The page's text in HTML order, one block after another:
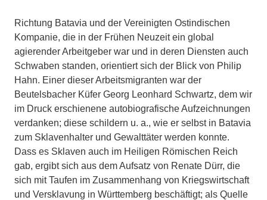
Richtung Batavia und der Vereinigten Ostindischen
Kompanie, die in der Frühen Neuzeit ein global
agierender Arbeitgeber war und in deren Diensten auch
Schwaben standen, orientiert sich der Blick von Philip
Hahn. Einer dieser Arbeitsmigranten war der
Beutelsbacher Küfer Georg Leonhard Schwartz, dem wir
im Druck erschienene autobiografische Aufzeichnungen
verdanken; diese schildern u. a., wie er selbst in Batavia
zum Sklavenhalter und Gewalttäter werden konnte.
Dass es Sklaven auch im Heiligen Römischen Reich
gab, ergibt sich aus dem Aufsatz von Renate Dürr, die
sich mit Taufen im Zusammenhang von Kriegswirtschaft
und Versklavung in Württemberg beschäftigt; als Quelle